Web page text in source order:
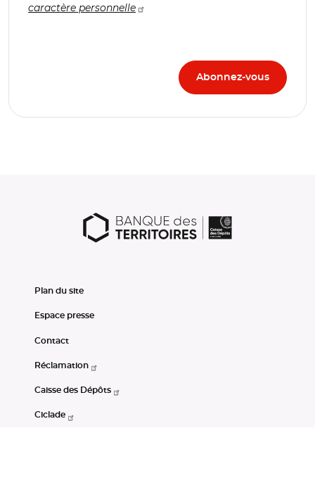
caractère personnelle
Plan du site
Espace presse
Contact
Réclamation
Caisse des Dépôts
Ciclade